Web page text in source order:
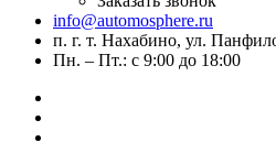
info@automosphere.ru
п. г. т. Нахабино, ул.
Пн. – Пт.: с 9:00 до 18:00